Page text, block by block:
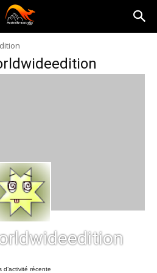
d’activité récente